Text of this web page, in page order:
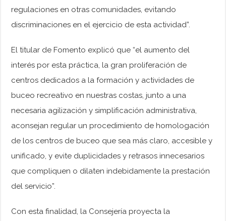
regulaciones en otras comunidades, evitando
discriminaciones en el ejercicio de esta actividad”.
El titular de Fomento explicó que “el aumento del
interés por esta práctica, la gran proliferación de
centros dedicados a la formación y actividades de
buceo recreativo en nuestras costas, junto a una
necesaria agilización y simplificación administrativa,
aconsejan regular un procedimiento de homologación
de los centros de buceo que sea más claro, accesible y
unificado, y evite duplicidades y retrasos innecesarios
que compliquen o dilaten indebidamente la prestación
del servicio”.
Con esta finalidad, la Consejería proyecta la